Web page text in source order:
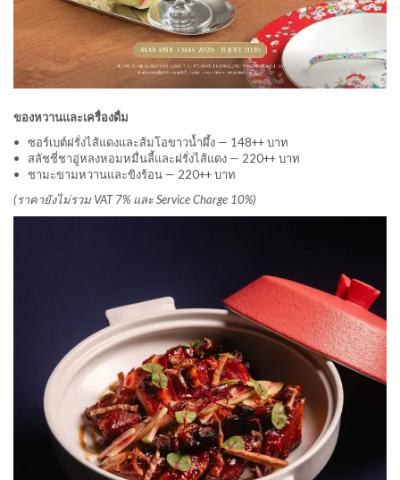
ของหวานและเครื่องดื่ม
• ซอร์เบต์ฝรั่งไส้แดงและส้มโอขาวน้ำผึ้ง — 148++ บาท
• สลัชชี่ชาอู่หลงหอมหมื่นลี้และฝรั่งไส้แดง — 220++ บาท
• ชามะขามหวานและขิงร้อน — 220++ บาท
(ราคายังไม่รวม VAT 7% และ Service Charge 10%)